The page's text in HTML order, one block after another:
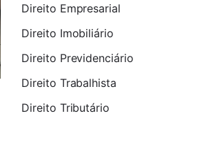
Direito Empresarial
Direito Imobiliário
Direito Previdenciário
Direito Trabalhista
Direito Tributário